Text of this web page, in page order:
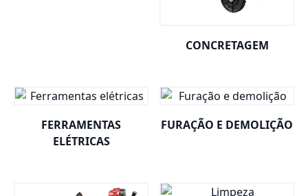
CONCRETAGEM
FERRAMENTAS
ELÉTRICAS
FURAÇÃO E DEMOLIÇÃO